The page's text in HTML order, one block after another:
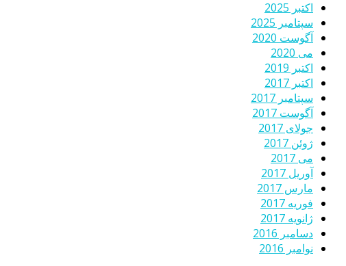
اکتبر 2025
سپتامبر 2025
آگوست 2020
می 2020
اکتبر 2019
اکتبر 2017
سپتامبر 2017
آگوست 2017
جولای 2017
ژوئن 2017
می 2017
آوریل 2017
مارس 2017
فوریه 2017
ژانویه 2017
دسامبر 2016
نوامبر 2016